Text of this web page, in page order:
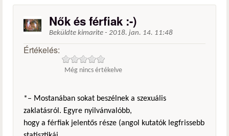
Nők és férfiak :-)
Beküldte kimarite - 2018. jan. 14. 11:48
Értékelés:
Még nincs értékelve
*– Mostanában sokat beszélnek a szexuális
zaklatásról. Egyre nyilvánvalóbb,
hogy a férfiak jelentős része (angol kutatók legfrissebb